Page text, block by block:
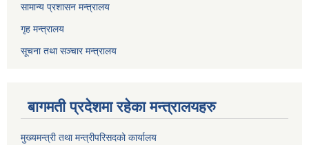
सामान्य प्रशासन मन्त्रालय
गृह मन्त्रालय
सूचना तथा सञ्चार मन्त्रालय
बागमती प्रदेशमा रहेका मन्त्रालयहरु
मुख्यमन्त्री तथा मन्त्रीपरिसदको कार्यालय